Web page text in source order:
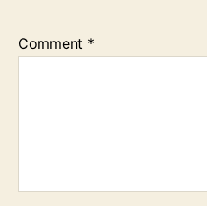
Comment *